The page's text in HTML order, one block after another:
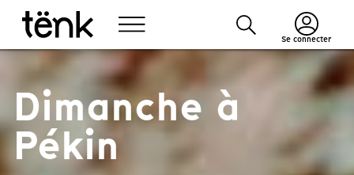
Se connecter
Dimanche à
Pékin